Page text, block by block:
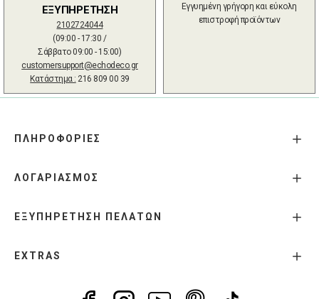
ΕΞΥΠΗΡΕΤΗΣΗ
2102724044
(09:00 - 17:30 /
Σάββατο 09:00 - 15:00)
customersupport@echodeco.gr
Κατάστημα : 216 809 00 39
Εγγυημένη γρήγορη και εύκολη
επιστροφή προϊόντων
ΠΛΗΡΟΦΟΡΙΕΣ
ΛΟΓΑΡΙΑΣΜΟΣ
ΕΞΥΠΗΡΕΤΗΣΗ ΠΕΛΑΤΩΝ
EXTRAS